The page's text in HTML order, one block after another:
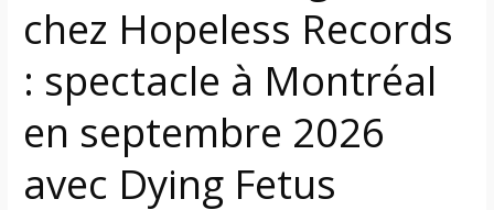
chez Hopeless Records
: spectacle à Montréal
en septembre 2026
avec Dying Fetus
2026
avec
Dying
Fetus